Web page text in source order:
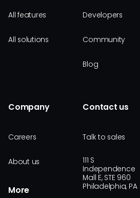
All features
All solutions
Developers
Community
Blog
Company
Careers
About us
More
Contact us
Talk to sales
111 S
Independence
Mall E, STE 960
Philadelphia, PA